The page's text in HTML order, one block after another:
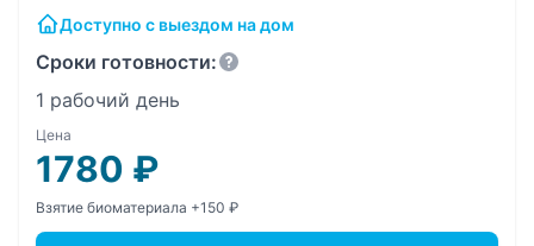
Доступно с выездом на дом
Сроки готовности:
1 рабочий день
Цена
1780 ₽
Взятие биоматериала +150 ₽